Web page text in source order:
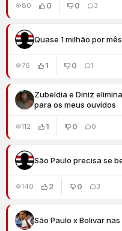
80 0 0 3
Quase 1 milhão por
76 1 0 1
Zubeldia e Diniz
para os meus ouvidos
112 1 0 0
São Paulo precisa se
140 2 0 3
São Paulo x Bolivar